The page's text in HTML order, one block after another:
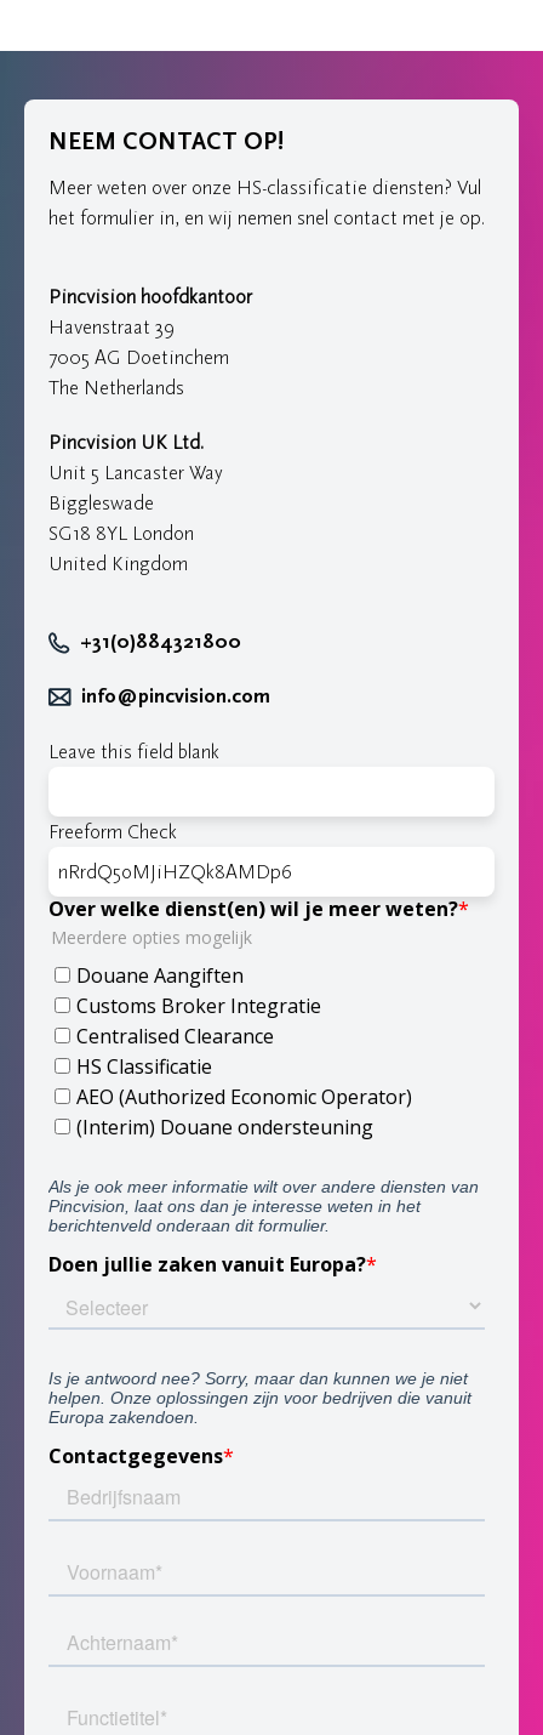
NEEM CONTACT OP!
Meer weten over onze HS-classificatie diensten? Vul
het formulier in, en wij nemen snel contact met je op.
Pincvision hoofdkantoor
Havenstraat 39
7005 AG Doetinchem
The Netherlands
Pincvision UK Ltd.
Unit 5 Lancaster Way
Biggleswade
SG18 8YL London
United Kingdom
+31(0)884321800
info@pincvision.com
Leave this field blank
Freeform Check